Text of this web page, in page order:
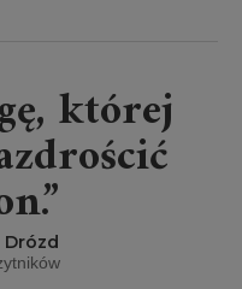
której
Drózd